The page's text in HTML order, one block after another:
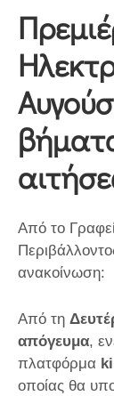
Προγράμματα
Δράσεις
Εκδηλώσεις
Επικοινωνία
Aπό το
ανακοίνωση:
Από τη
απόγευμα,
πλατφόρμα
οποίας θα